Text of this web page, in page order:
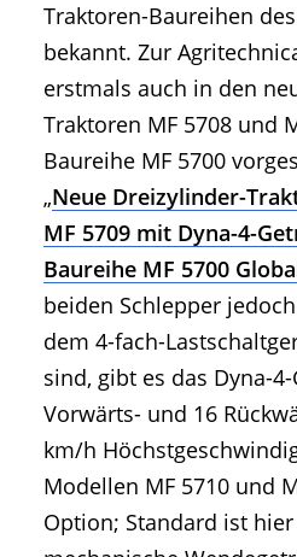
Traktoren-Baureihen
bekannt. Zur
erstmals auch in den
Traktoren MF 5708 und
Baureihe MF 5700
„Neue Dreizylinder-
MF 5709 mit Dyna-4-
Baureihe MF 5700
beiden Schlepper
dem 4-fach-
sind, gibt es das Dyna-
Vorwärts- und 16
km/h
Modellen MF 5710 und
Option; Standard ist